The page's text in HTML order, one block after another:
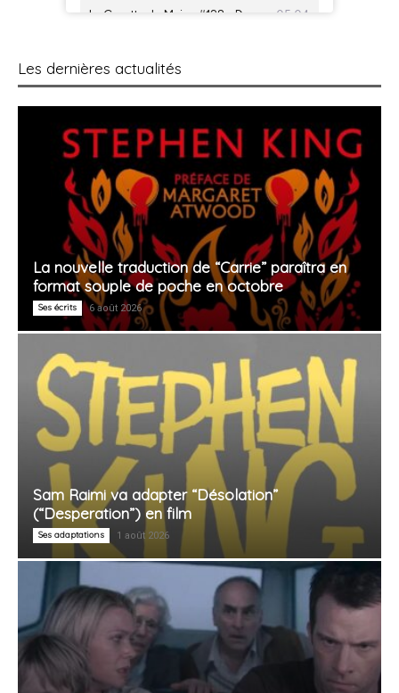
Les dernières actualités
La nouvelle traduction de “Carrie” paraîtra en
format souple de poche en octobre
Ses écrits 6 août 2026
Sam Raimi va adapter “Désolation”
(“Desperation”) en film
Ses adaptations 1 août 2026